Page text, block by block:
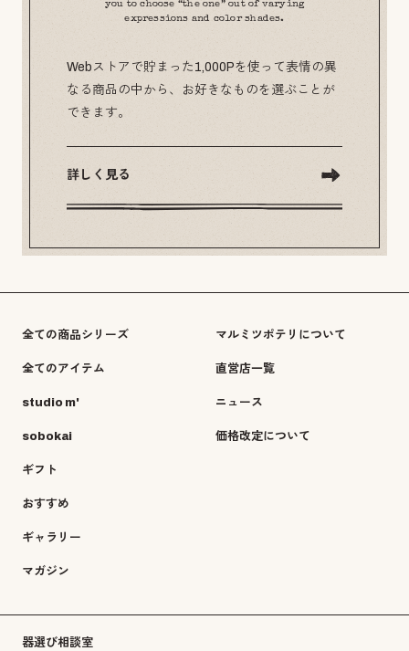
you to choose “the one” out of varying
expressions and color shades.
Webストアで貯まった1,000Pを使って表情の異
なる商品の中から、お好きなものを選ぶことが
できます。
詳しく見る
全ての商品シリーズ
全てのアイテム
studio m'
sobokai
ギフト
おすすめ
ギャラリー
マガジン
マルミツポテリについて
直営店一覧
ニュース
価格改定について
器選び相談室